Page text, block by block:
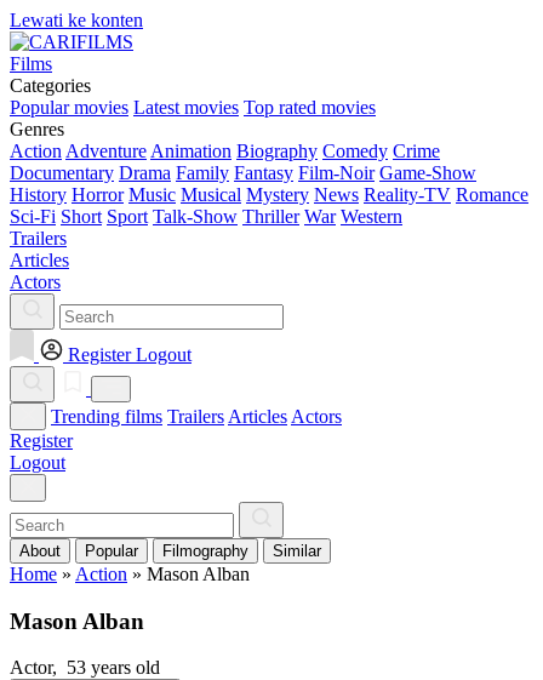
Lewati ke konten
Films
Categories
Popular movies Latest movies Top rated movies
Genres
Action Adventure Animation Biography Comedy Crime
Documentary Drama Family Fantasy Film-Noir Game-Show
History Horror Music Musical Mystery News Reality-TV Romance
Sci-Fi Short Sport Talk-Show Thriller War Western
Trailers
Articles
Actors
Register Logout
Trending films Trailers Articles Actors
Register
Logout
About Popular Filmography Similar
Home » Action » Mason Alban
Mason Alban
Actor, 53 years old